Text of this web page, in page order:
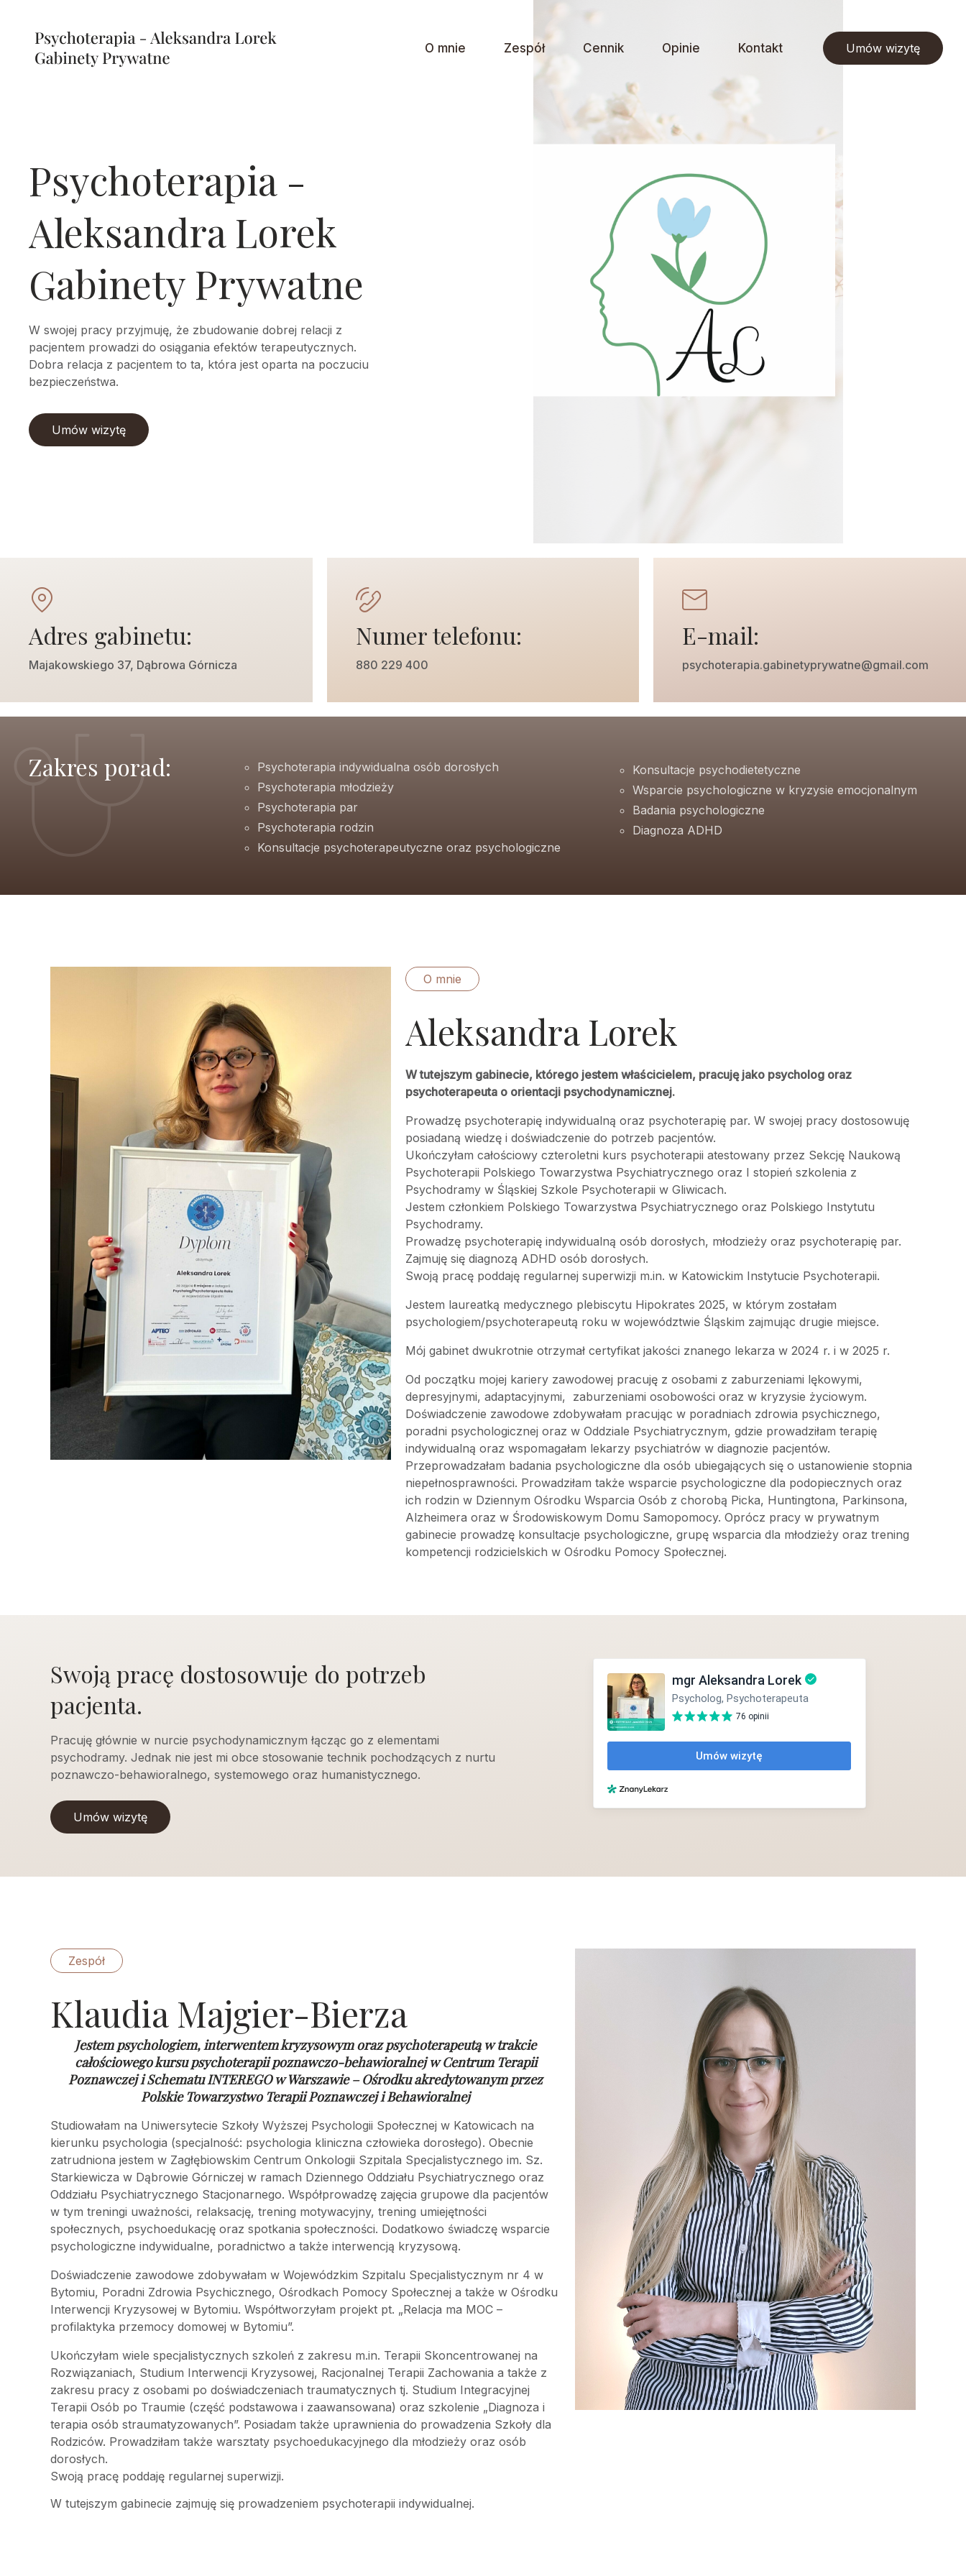
O mnie Zespół Cennik Opinie Kontakt Umów wizytę
Psychoterapia -
Aleksandra Lorek
Gabinety Prywatne
W swojej pracy przyjmuję, że zbudowanie dobrej relacji z
pacjentem prowadzi do osiągania efektów terapeutycznych.
Dobra relacja z pacjentem to ta, która jest oparta na poczuciu
bezpieczeństwa.
Umów wizytę
Adres gabinetu:
Majakowskiego 37, Dąbrowa Górnicza
Numer telefonu:
880 229 400
E-mail:
psychoterapia.gabinetyprywatne@gmail.com
Zakres porad:
Psychoterapia indywidualna osób dorosłych
Psychoterapia młodzieży
Psychoterapia par
Psychoterapia rodzin
Konsultacje psychoterapeutyczne oraz psychologiczne
Konsultacje psychodietetyczne
Wsparcie psychologiczne w kryzysie emocjonalnym
Badania psychologiczne
Diagnoza ADHD
O mnie
Aleksandra Lorek
W tutejszym gabinecie, którego jestem właścicielem, pracuję jako psycholog oraz
psychoterapeuta o orientacji psychodynamicznej.
Prowadzę psychoterapię indywidualną oraz psychoterapię par. W swojej pracy dostosowuję
posiadaną wiedzę i doświadczenie do potrzeb pacjentów.
Ukończyłam całościowy czteroletni kurs psychoterapii atestowany przez Sekcję Naukową
Psychoterapii Polskiego Towarzystwa Psychiatrycznego oraz I stopień szkolenia z
Psychodramy w Śląskiej Szkole Psychoterapii w Gliwicach.
Jestem członkiem Polskiego Towarzystwa Psychiatrycznego oraz Polskiego Instytutu
Psychodramy.
Prowadzę psychoterapię indywidualną osób dorosłych, młodzieży oraz psychoterapię par.
Zajmuję się diagnozą ADHD osób dorosłych.
Swoją pracę poddaję regularnej superwizji m.in. w Katowickim Instytucie Psychoterapii.
Jestem laureatką medycznego plebiscytu Hipokrates 2025, w którym zostałam
psychologiem/psychoterapeutą roku w województwie Śląskim zajmując drugie miejsce.
Mój gabinet dwukrotnie otrzymał certyfikat jakości znanego lekarza w 2024 r. i w 2025 r.
Od początku mojej kariery zawodowej pracuję z osobami z zaburzeniami lękowymi,
depresyjnymi, adaptacyjnymi, zaburzeniami osobowości oraz w kryzysie życiowym.
Doświadczenie zawodowe zdobywałam pracując w poradniach zdrowia psychicznego,
poradni psychologicznej oraz w Oddziale Psychiatrycznym, gdzie prowadziłam terapię
indywidualną oraz wspomagałam lekarzy psychiatrów w diagnozie pacjentów.
Przeprowadzałam badania psychologiczne dla osób ubiegających się o ustanowienie stopnia
niepełnosprawności. Prowadziłam także wsparcie psychologiczne dla podopiecznych oraz
ich rodzin w Dziennym Ośrodku Wsparcia Osób z chorobą Picka, Huntingtona, Parkinsona,
Alzheimera oraz w Środowiskowym Domu Samopomocy. Oprócz pracy w prywatnym
gabinecie prowadzę konsultacje psychologiczne, grupę wsparcia dla młodzieży oraz trening
kompetencji rodzicielskich w Ośrodku Pomocy Społecznej.
Swoją pracę dostosowuje do potrzeb
pacjenta.
Pracuję głównie w nurcie psychodynamicznym łącząc go z elementami
psychodramy. Jednak nie jest mi obce stosowanie technik pochodzących z nurtu
poznawczo-behawioralnego, systemowego oraz humanistycznego.
Umów wizytę
Zespół
Klaudia Majgier-Bierza
Jestem psychologiem, interwentem kryzysowym oraz psychoterapeutą w trakcie
całościowego kursu psychoterapii poznawczo-behawioralnej wCentrum Terapii
Poznawczej i Schematu INTEREGO w Warszawie – Ośrodku akredytowanym przez
Polskie Towarzystwo Terapii Poznawczej i Behawioralnej
Studiowałam na Uniwersytecie Szkoły Wyższej Psychologii Społecznej w Katowicach na
kierunku psychologia (specjalność: psychologia kliniczna człowieka dorosłego). Obecnie
zatrudniona jestem w Zagłębiowskim Centrum Onkologii Szpitala Specjalistycznego im. Sz.
Starkiewicza w Dąbrowie Górniczej w ramach Dziennego Oddziału Psychiatrycznego oraz
Oddziału Psychiatrycznego Stacjonarnego. Współprowadzę zajęcia grupowe dla pacjentów
w tym treningi uważności, relaksację, trening motywacyjny, trening umiejętności
społecznych, psychoedukację oraz spotkania społeczności. Dodatkowo świadczę wsparcie
psychologiczne indywidualne, poradnictwo a także interwencją kryzysową.
Doświadczenie zawodowe zdobywałam w Wojewódzkim Szpitalu Specjalistycznym nr 4 w
Bytomiu, Poradni Zdrowia Psychicznego, Ośrodkach Pomocy Społecznej a także w Ośrodku
Interwencji Kryzysowej w Bytomiu. Współtworzyłam projekt pt. „Relacja ma MOC –
profilaktyka przemocy domowej w Bytomiu”.
Ukończyłam wiele specjalistycznych szkoleń z zakresu m.in. Terapii Skoncentrowanej na
Rozwiązaniach, Studium Interwencji Kryzysowej, Racjonalnej Terapii Zachowania a także z
zakresu pracy z osobami po doświadczeniach traumatycznych tj. Studium Integracyjnej
Terapii Osób po Traumie (część podstawowa i zaawansowana) oraz szkolenie „Diagnoza i
terapia osób straumatyzowanych”. Posiadam także uprawnienia do prowadzenia Szkoły dla
Rodziców. Prowadziłam także warsztaty psychoedukacyjnego dla młodzieży oraz osób
dorosłych.
Swoją pracę poddaję regularnej superwizji.
W tutejszym gabinecie zajmuję się prowadzeniem psychoterapii indywidualnej.